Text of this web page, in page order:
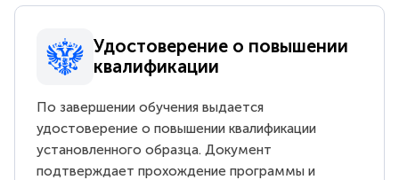
Удостоверение о повышении
квалификации
По завершении обучения выдается
удостоверение о повышении квалификации
установленного образца. Документ
подтверждает прохождение программы и